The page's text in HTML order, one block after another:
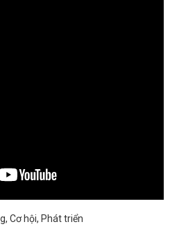
Cơ hội, Phát triển